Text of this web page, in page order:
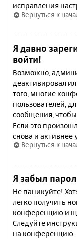
исправления
Вернуться к
Я давно
войти!
Возможно,
деактивировал
того, многие
пользователей,
сообщения,
Если это
снова и активнее
Вернуться к
Я забыл
Не паникуйте!
легко получить
конференцию и
Следуйте
на конференцию.